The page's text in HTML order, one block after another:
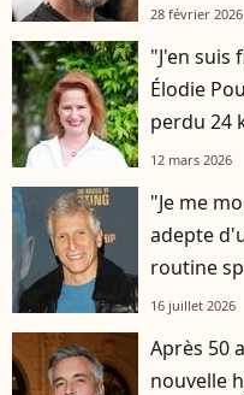
28 février 2026
"J'en suis
Élodie
perdu 24
12 mars 2026
"Je me
adepte
routine
16 juillet 2026
Après 50
nouvelle